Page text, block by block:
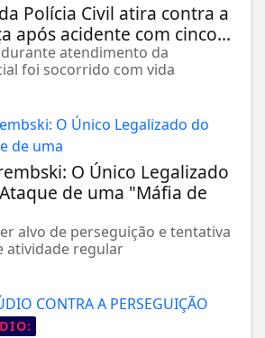
Polícia Civil atira contra a
após acidente com cinco...
atendimento da
foi socorrido com vida
O Único Legalizado
de uma "Máfia de
alvo de perseguição e tentativa
atividade regular